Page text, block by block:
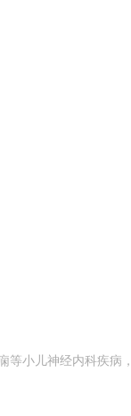
小儿神经内科疾病